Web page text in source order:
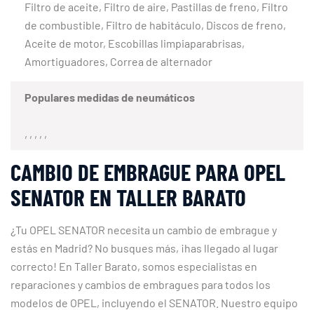
Filtro de aceite, Filtro de aire, Pastillas de freno, Filtro
de combustible, Filtro de habitáculo, Discos de freno,
Aceite de motor, Escobillas limpiaparabrisas,
Amortiguadores, Correa de alternador
Populares medidas de neumáticos
, , , , ,
CAMBIO DE EMBRAGUE PARA OPEL
SENATOR EN TALLER BARATO
¿Tu OPEL SENATOR necesita un cambio de embrague y
estás en Madrid? No busques más, ¡has llegado al lugar
correcto! En Taller Barato, somos especialistas en
reparaciones y cambios de embragues para todos los
modelos de OPEL, incluyendo el SENATOR. Nuestro equipo